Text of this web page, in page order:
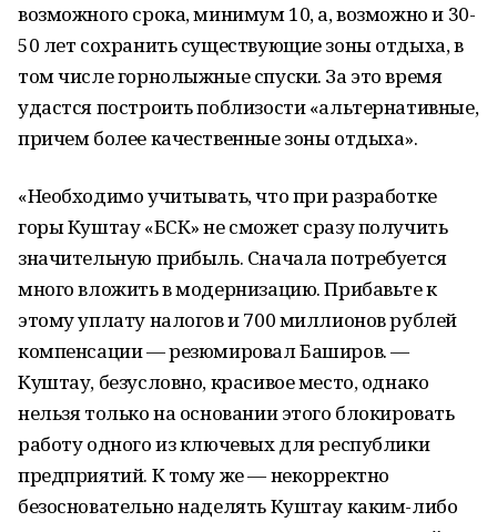
возможного срока, минимум 10, а, возможно и 30-
50 лет сохранить существующие зоны отдыха, в
том числе горнолыжные спуски. За это время
удастся построить поблизости «альтернативные,
причем более качественные зоны отдыха».
«Необходимо учитывать, что при разработке
горы Куштау «БСК» не сможет сразу получить
значительную прибыль. Сначала потребуется
много вложить в модернизацию. Прибавьте к
этому уплату налогов и 700 миллионов рублей
компенсации — резюмировал Баширов. —
Куштау, безусловно, красивое место, однако
нельзя только на основании этого блокировать
работу одного из ключевых для республики
предприятий. К тому же — некорректно
безосновательно наделять Куштау каким-либо